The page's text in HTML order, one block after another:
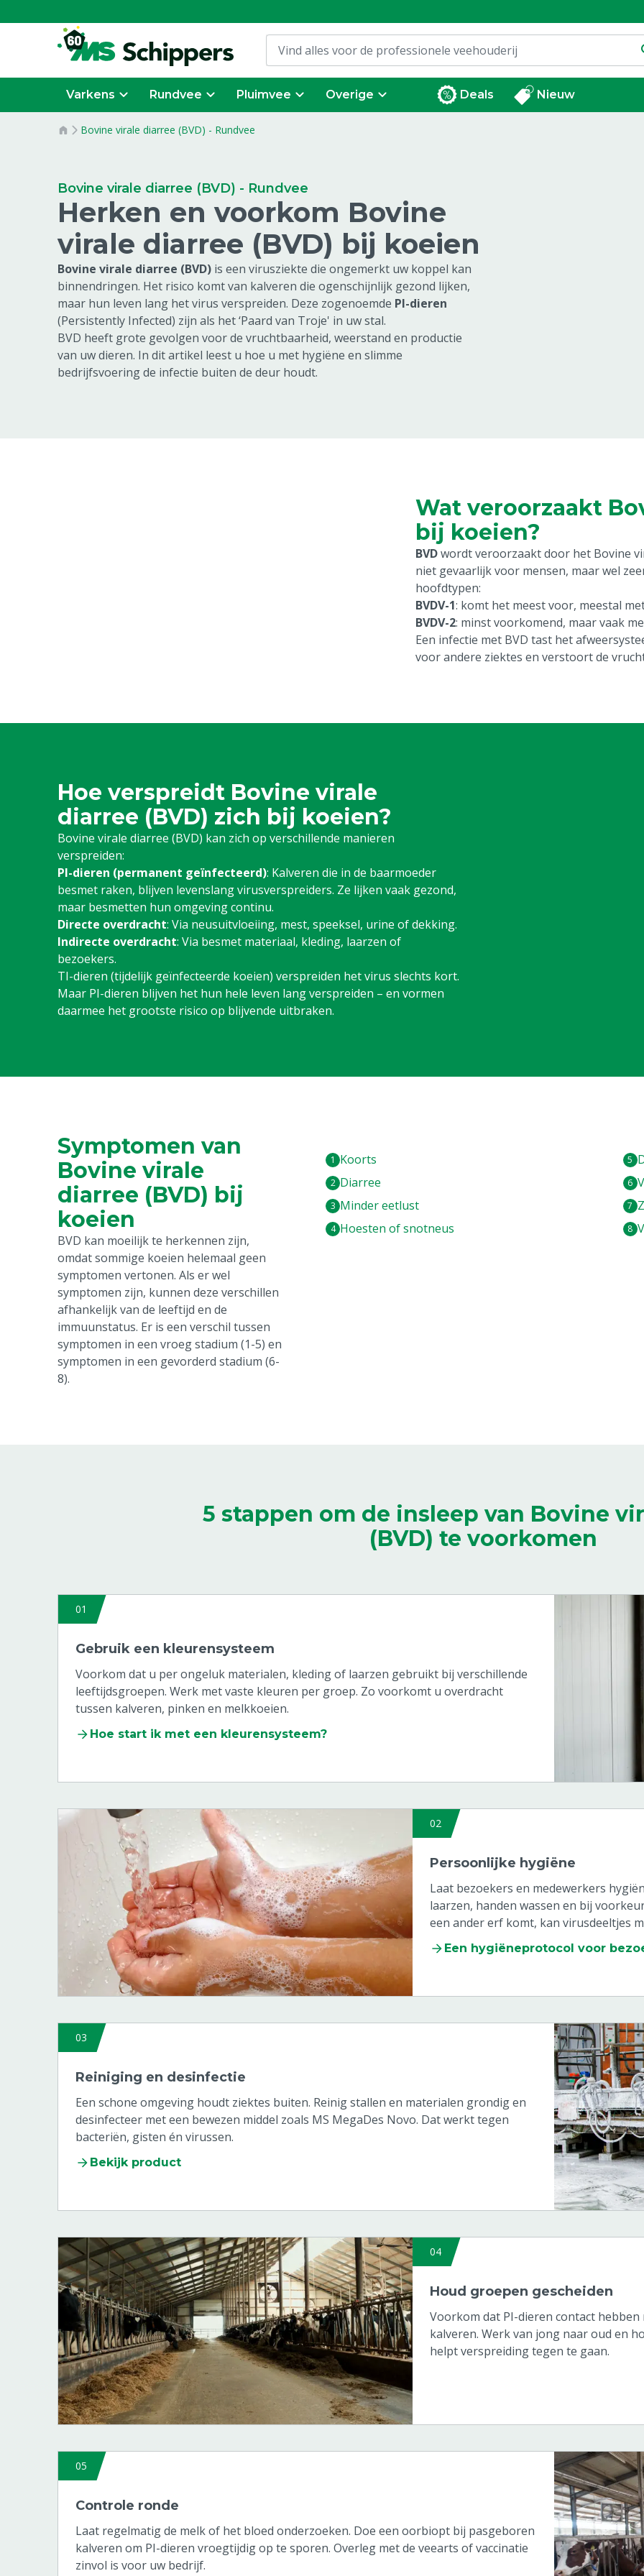
Varkens Rundvee Pluimvee Overige Deals Nieuw
Bovine virale diarree (BVD) - Rundvee
Bovine virale diarree (BVD) - Rundvee
Herken en voorkom Bovine
virale diarree (BVD) bij koeien
Bovine virale diarree (BVD) is een virusziekte die ongemerkt uw koppel kan
binnendringen. Het risico komt van kalveren die ogenschijnlijk gezond lijken,
maar hun leven lang het virus verspreiden. Deze zogenoemde PI-dieren
(Persistently Infected) zijn als het ‘Paard van Troje' in uw stal.
BVD heeft grote gevolgen voor de vruchtbaarheid, weerstand en productie
van uw dieren. In dit artikel leest u hoe u met hygiëne en slimme
bedrijfsvoering de infectie buiten de deur houdt.
Wat veroorzaakt
bij koeien?
BVDwordt veroorzaakt door het Bovine
niet gevaarlijk voor mensen, maar wel
hoofdtypen:
BVDV-1: komt het meest voor, meestal
BVDV-2: minst voorkomend, maar vaak
Een infectie met BVD tast het
voor andere ziektes en verstoort de
Hoe verspreidt Bovine virale
diarree (BVD) zich bij koeien?
Bovine virale diarree (BVD) kan zich op verschillende manieren
verspreiden:
PI-dieren (permanent geïnfecteerd): Kalveren die in de baarmoeder
besmet raken, blijven levenslang virusverspreiders. Ze lijken vaak gezond,
maar besmetten hun omgeving continu.
Directe overdracht: Via neusuitvloeiing, mest, speeksel, urine of dekking.
Indirecte overdracht: Via besmet materiaal, kleding, laarzen of
bezoekers.
TI-dieren (tijdelijk geïnfecteerde koeien) verspreiden het virus slechts kort.
Maar PI-dieren blijven het hun hele leven lang verspreiden – en vormen
daarmee het grootste risico op blijvende uitbraken.
Symptomen van
Bovine virale
diarree (BVD) bij
koeien
BVD kan moeilijk te herkennen zijn,
omdat sommige koeien helemaal geen
symptomen vertonen. Als er wel
symptomen zijn, kunnen deze verschillen
afhankelijk van de leeftijd en de
immuunstatus. Er is een verschil tussen
symptomen in een vroeg stadium (1-5) en
symptomen in een gevorderd stadium (6-
8).
Koorts
Diarree
Minder eetlust
Hoesten of snotneus
5 stappen om de insleep van Bovine
(BVD) te voorkomen
01
Gebruik een kleurensysteem
Voorkom dat u per ongeluk materialen, kleding of laarzen gebruikt bij verschillende
leeftijdsgroepen. Werk met vaste kleuren per groep. Zo voorkomt u overdracht
tussen kalveren, pinken en melkkoeien.
Hoe start ik met een kleurensysteem?
02
Persoonlijke hygiëne
Laat bezoekers en medewerkers
laarzen, handen wassen en bij
een ander erf komt, kan virusdeeltjes
Een hygiëneprotocol voor
03
Reiniging en desinfectie
Een schone omgeving houdt ziektes buiten. Reinig stallen en materialen grondig en
desinfecteer met een bewezen middel zoals MS MegaDes Novo. Dat werkt tegen
bacteriën, gisten én virussen.
Bekijk product
04
Houd groepen gescheiden
Voorkom dat PI-dieren contact
kalveren. Werk van jong naar oud en
helpt verspreiding tegen te gaan.
05
Controle ronde
Laat regelmatig de melk of het bloed onderzoeken. Doe een oorbiopt bij pasgeboren
kalveren om PI-dieren vroegtijdig op te sporen. Overleg met de veearts of vaccinatie
zinvol is voor uw bedrijf.